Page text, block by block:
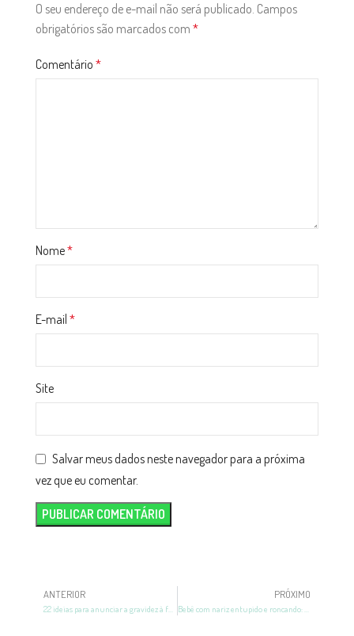
O seu endereço de e-mail não será publicado. Campos
obrigatórios são marcados com *
Comentário *
Nome*
E-mail *
Site
Salvar meus dados neste navegador para a próxima
vez que eu comentar.
ANTERIOR PRÓXIMO